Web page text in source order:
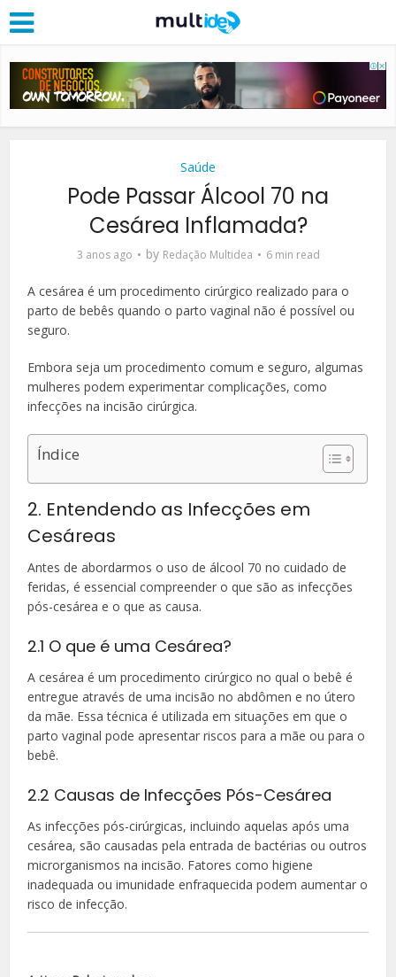
Saúde
Pode Passar Álcool 70 na
Cesárea Inflamada?
3 anos ago by Redação Multidea 6 min read
A cesárea é um procedimento cirúrgico realizado para o
parto de bebês quando o parto vaginal não é possível ou
seguro.
Embora seja um procedimento comum e seguro, algumas
mulheres podem experimentar complicações, como
infecções na incisão cirúrgica.
Índice
2. Entendendo as Infecções em
Cesáreas
Antes de abordarmos o uso de álcool 70 no cuidado de
feridas, é essencial compreender o que são as infecções
pós-cesárea e o que as causa.
2.1 O que é uma Cesárea?
A cesárea é um procedimento cirúrgico no qual o bebê é
entregue através de uma incisão no abdômen e no útero
da mãe. Essa técnica é utilizada em situações em que o
parto vaginal pode apresentar riscos para a mãe ou para o
bebê.
2.2 Causas de Infecções Pós-Cesárea
As infecções pós-cirúrgicas, incluindo aquelas após uma
cesárea, são causadas pela entrada de bactérias ou outros
microrganismos na incisão. Fatores como higiene
inadequada ou imunidade enfraquecida podem aumentar o
risco de infecção.